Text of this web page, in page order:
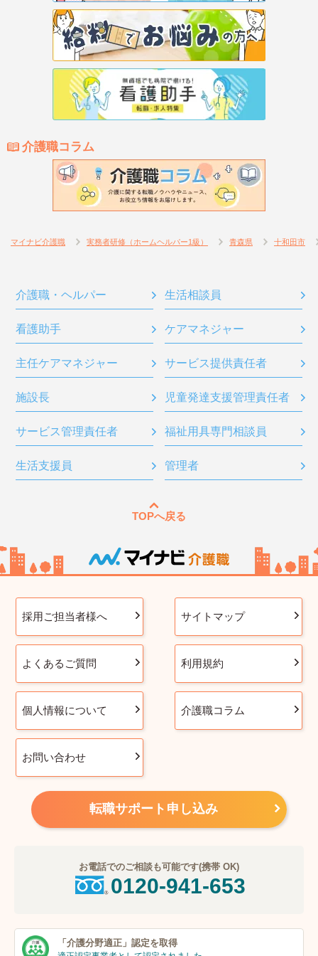
介護職コラム
マイナビ介護職 実務者研修（ホームヘルパー1級） 青森県 十和田市
介護職・ヘルパー 生活相談員
看護助手 ケアマネジャー
主任ケアマネジャー サービス提供責任者
施設長 児童発達支援管理責任者
サービス管理責任者 福祉用具専門相談員
生活支援員 管理者
TOPへ戻る
採用ご担当者様へ サイトマップ
よくあるご質問 利用規約
個人情報について 介護職コラム
お問い合わせ
転職サポート申し込み
お電話でのご相談も可能です(携帯 OK)
0120-941-653
「介護分野適正」 認定を取得